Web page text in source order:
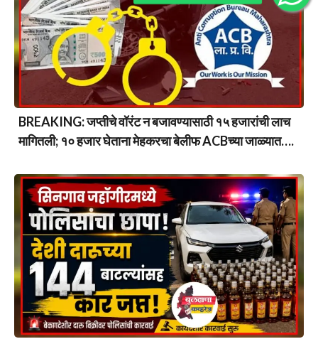
BREAKING: जप्तीचे वॉरंट न बजावण्यासाठी १५ हजारांची लाच
मागितली; १० हजार घेताना मेहकरचा बेलीफ ACBच्या जाळ्यात….